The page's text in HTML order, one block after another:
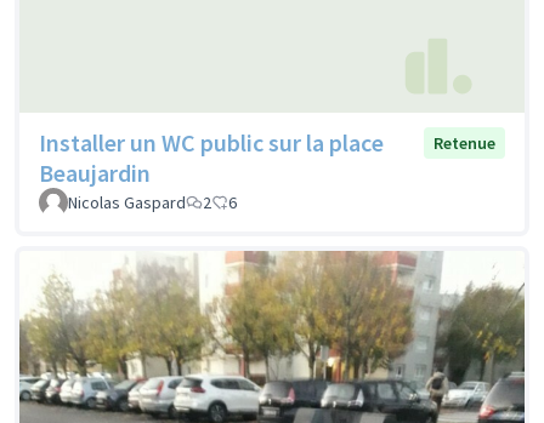
Installer un WC public sur la place
Beaujardin
Retenue
Nicolas Gaspard 2 6